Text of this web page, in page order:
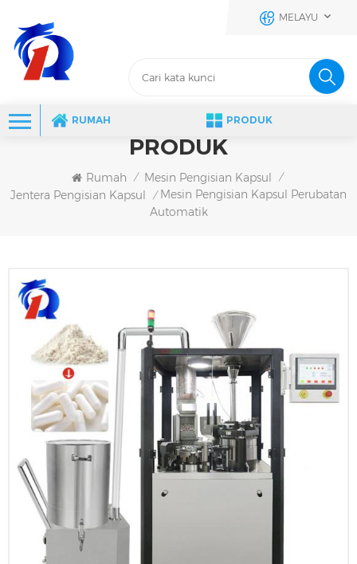
MELAYU
RUMAH PRODUK
PRODUK
Rumah / Mesin Pengisian Kapsul /
Jentera Pengisian Kapsul / Mesin Pengisian Kapsul Perubatan
Automatik